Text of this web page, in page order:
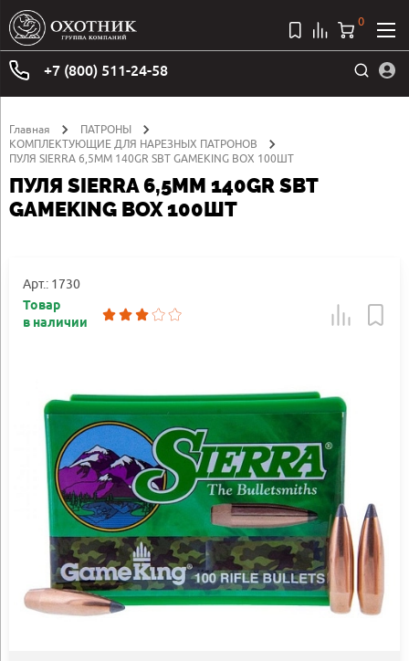
+7 (800) 511-24-58
0
Главная
ПАТРОНЫ
КОМПЛЕКТУЮЩИЕ ДЛЯ НАРЕЗНЫХ ПАТРОНОВ
ПУЛЯ SIERRA 6,5MM 140GR SBT GAMEKING BOX 100ШТ
ПУЛЯ SIERRA 6,5MM 140GR SBT
GAMEKING BOX 100ШТ
Арт.: 1730
Товар
в наличии